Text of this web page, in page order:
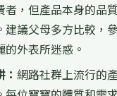
者，但產品本身的品
建議父母多方比較，
外表所迷惑。
網路社群上流行的